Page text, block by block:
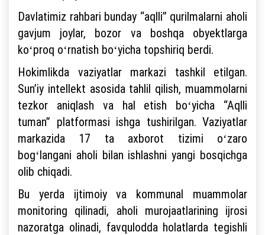
Davlatimiz rahbari bunday “aqlli” qurilmalarni aholi
gavjum joylar, bozor va boshqa obyektlarga
koʻproq oʻrnatish boʻyicha topshiriq berdi.
Hokimlikda vaziyatlar markazi tashkil etilgan.
Sunʼiy intellekt asosida tahlil qilish, muammolarni
tezkor aniqlash va hal etish boʻyicha “Aqlli
tuman” platformasi ishga tushirilgan. Vaziyatlar
markazida 17 ta axborot tizimi oʻzaro
bogʻlangani aholi bilan ishlashni yangi bosqichga
olib chiqadi.
Bu yerda ijtimoiy va kommunal muammolar
monitoring qilinadi, aholi murojaatlarining ijrosi
nazoratga olinadi, favqulodda holatlarda tegishli